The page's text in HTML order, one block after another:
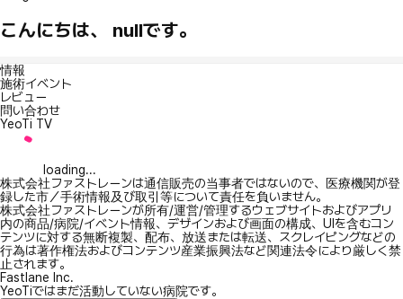
こんにちは、 nullです。
情報
施術イベント
レビュー
問い合わせ
YeoTi TV
loading...
株式会社ファストレーンは通信販売の当事者ではないので、医療機関が登
録した市／手術情報及び取引等について責任を負いません。
株式会社ファストレーンが所有/運営/管理するウェブサイトおよびアプリ
内の商品/病院/イベント情報、デザインおよび画面の構成、UIを含むコン
テンツに対する無断複製、配布、放送または転送、スクレイピングなどの
行為は著作権法およびコンテンツ産業振興法など関連法令により厳しく禁
止されます。
Fastlane Inc.
YeoTiではまだ活動していない病院です。